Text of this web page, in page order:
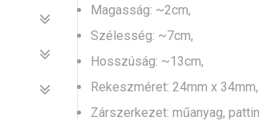
Magasság: ~2cm,
Szélesség: ~7cm,
Hosszúság: ~13cm,
Rekeszméret: 24mm x 34mm,
Zárszerkezet: műanyag,